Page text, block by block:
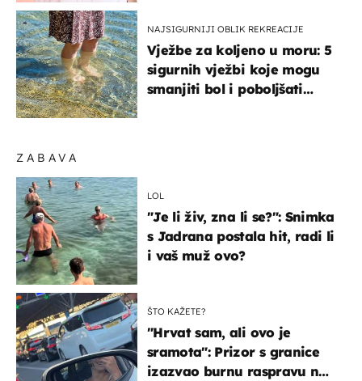
ZABAVA
LOL
"Je li živ, zna li se?": Snimka
s Jadrana postala hit, radi li
i vaš muž ovo?
ŠTO KAŽETE?
"Hrvat sam, ali ovo je
sramota": Prizor s granice
izazvao burnu raspravu na
NAJSIGURNIJI OBLIK REKREACIJE
Vježbe za koljeno u moru: 5
sigurnih vježbi koje mogu
smanjiti bol i poboljšati